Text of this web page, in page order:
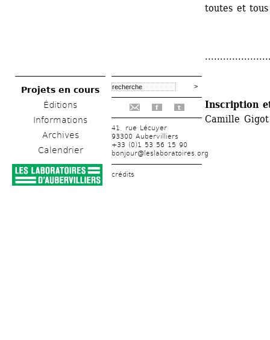
Projets en cours
Éditions
Informations
Archives
Calendrier
f t
41, rue Lécuyer
93300 Aubervilliers
+33 (0)1 53 56 15 90
bonjour@leslaboratoires.org
crédits
toutes et
Inscription
Camille